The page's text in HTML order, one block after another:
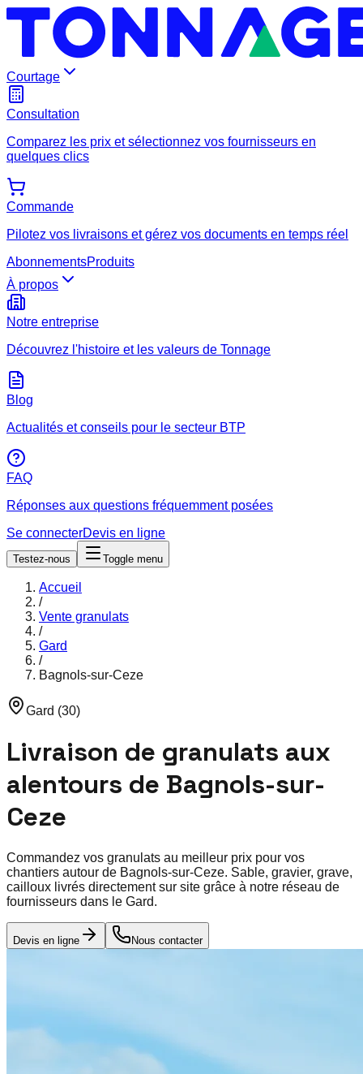
Courtage
Consultation
Comparez les prix et sélectionnez vos fournisseurs en
quelques clics
Commande
Pilotez vos livraisons et gérez vos documents en temps réel
AbonnementsProduits
À propos
Notre entreprise
Découvrez l'histoire et les valeurs de Tonnage
Blog
Actualités et conseils pour le secteur BTP
FAQ
Réponses aux questions fréquemment posées
Se connecterDevis en ligne
Testez-nous Toggle menu
Accueil
/
Vente granulats
/
Gard
/
Bagnols-sur-Ceze
Gard (30)
Livraison de granulats aux
alentours de Bagnols-sur-
Ceze
Commandez vos granulats au meilleur prix pour vos
chantiers autour de Bagnols-sur-Ceze. Sable, gravier, grave,
cailloux livrés directement sur site grâce à notre réseau de
fournisseurs dans le Gard.
Devis en ligne Nous contacter